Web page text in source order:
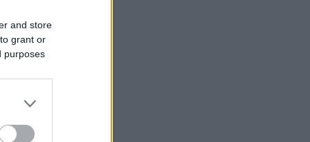
and store
grant or
purposes